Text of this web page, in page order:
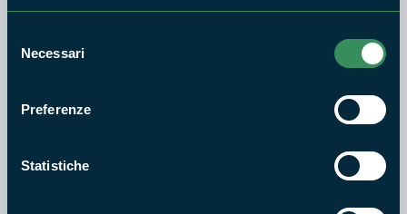
delNecessari
Preferenze
Statistiche
evitando azioni improvvisate.
Ognuno può contribuire alla loro tutela con semplici azioni
quotidiane: evitare l’uso di pesticidi e lumachicidi, mantenere
piccoli spazi naturali nei giardini e prestare attenzione sotto
le cataste di legna dove spesso i ricci si rifugiano, e durante
È inoltre fondamentale rallentare sulle strade, in particolare
quelle che costeggiano aree verdi e boscate, poiché questo è